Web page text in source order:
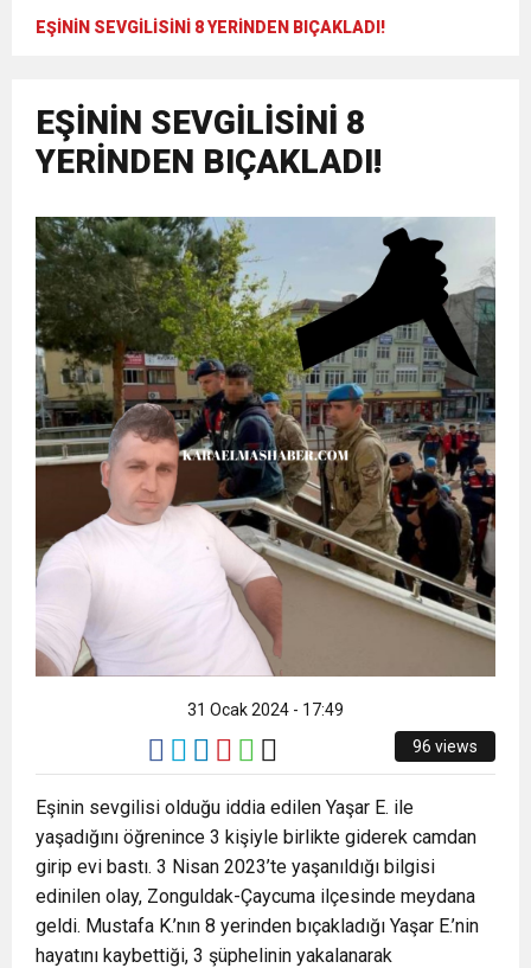
EŞİNİN SEVGİLİSİNİ 8 YERİNDEN BIÇAKLADI!
EŞİNİN SEVGİLİSİNİ 8
YERİNDEN BIÇAKLADI!
31 Ocak 2024 - 17:49
96 views
Eşinin sevgilisi olduğu iddia edilen Yaşar E. ile
yaşadığını öğrenince 3 kişiyle birlikte giderek camdan
girip evi bastı. 3 Nisan 2023’te yaşanıldığı bilgisi
edinilen olay, Zonguldak-Çaycuma ilçesinde meydana
geldi. Mustafa K.’nın 8 yerinden bıçakladığı Yaşar E.’nin
hayatını kaybettiği, 3 şüphelinin yakalanarak